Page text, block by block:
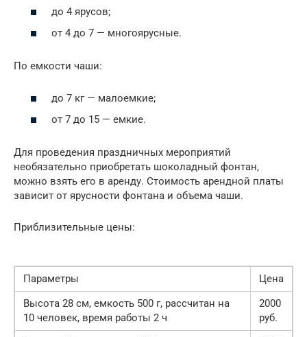
до 4 ярусов;
от 4 до 7 — многоярусные.
По емкости чаши:
до 7 кг — малоемкие;
от 7 до 15 — емкие.
Для проведения праздничных мероприятий
необязательно приобретать шоколадный фонтан,
можно взять его в аренду. Стоимость арендной платы
зависит от ярусности фонтана и объема чаши.
Приблизительные цены:
Параметры
Цена
Высота 28 см, емкость 500 г, рассчитан на
10 человек, время работы 2 ч
2000
руб.